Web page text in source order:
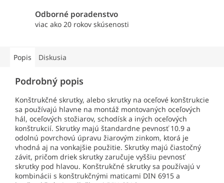
Odborné poradenstvo
viac ako 20 rokov skúsenosti
Popis Diskusia
Podrobný popis
Konštrukčné skrutky, alebo skrutky na oceľové konštrukcie
sa používajú hlavne na montáž montovaných oceľových
hál, oceľových stožiarov, schodísk a iných oceľových
konštrukcií. Skrutky majú štandardne pevnosť 10.9 a
odolnú povrchovú úpravu žiarovým zinkom, ktorá je
vhodná aj na vonkajšie použitie. Skrutky majú čiastočný
závit, pričom driek skrutky zaručuje vyššiu pevnosť
skrutky pod hlavou. Konštrukčné skrutky sa používajú v
kombinácii s konštrukčnými maticami DIN 6915 a